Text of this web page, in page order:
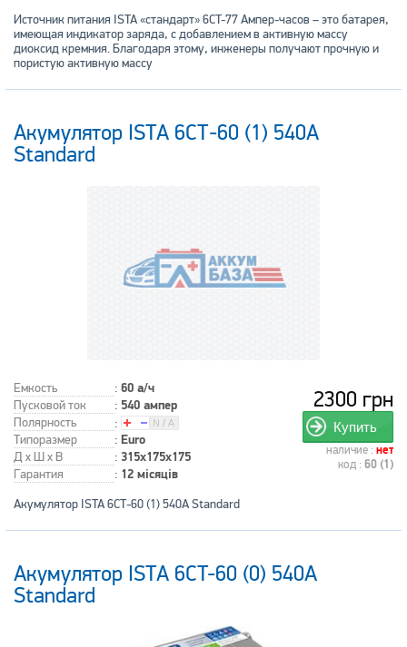
Источник питания ISTA «стандарт» 6CT-77 Ампер-часов – это батарея,
имеющая индикатор заряда, с добавлением в активную массу
диоксид кремния. Благодаря этому, инженеры получают прочную и
пористую активную массу
Акумулятор ISTA 6СТ-60 (1) 540А
Standard
Емкость : 60 а/ч
Пусковой ток : 540 ампер
Полярность
:
Типоразмер
: Euro
Д x Ш x В : 315x175x175
Гарантия : 12 місяців
2300 грн
Купить
наличие : нет
код : 60 (1)
Акумулятор ISTA 6СТ-60 (1) 540А Standard
Акумулятор ISTA 6CT-60 (0) 540А
Standard